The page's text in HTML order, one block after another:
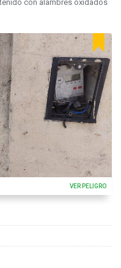
con alambres oxidados
VER PELIGRO